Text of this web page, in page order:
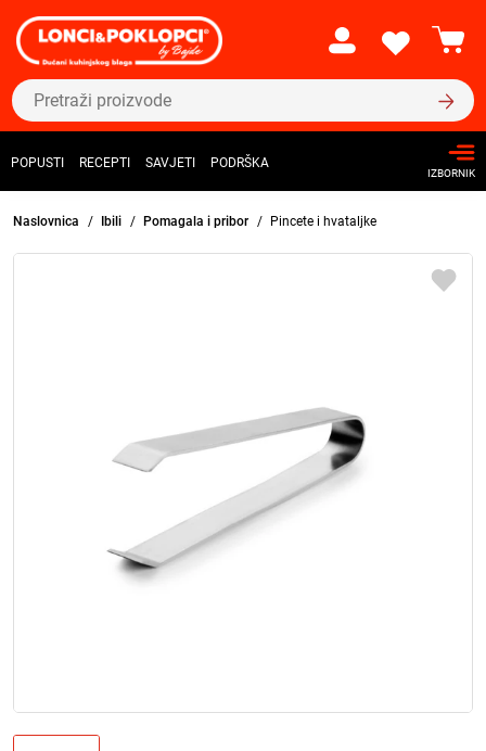
POPUSTI RECEPTI SAVJETI PODRŠKA
IZBORNIK
Naslovnica Ibili Pomagala i pribor Pincete i hvataljke